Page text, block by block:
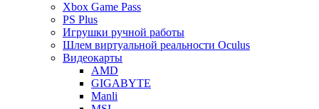
Xbox Game Pass
PS Plus
Игрушки ручной работы
Шлем виртуальной реальности Oculus
Видеокарты
AMD
GIGABYTE
Manli